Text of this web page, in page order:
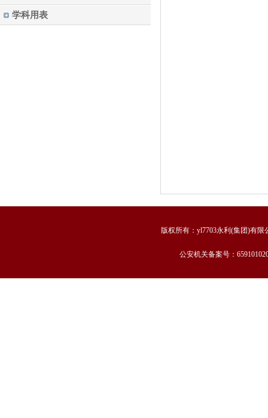
学科用表
版权所有：yl7703永利(集团)有限
公安机关备案号：